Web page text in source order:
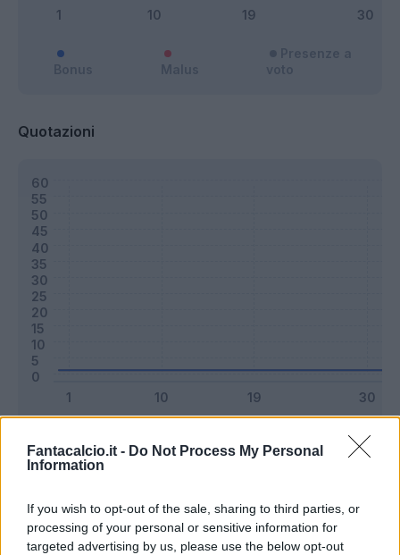
Fantacalcio.it - Do Not Process My Personal
Information
If you wish to opt-out of the sale, sharing to third parties, or
processing of your personal or sensitive information for
targeted advertising by us, please use the below opt-out
Quotazioni
Riepilogo stagione
Titolare 7 - 18